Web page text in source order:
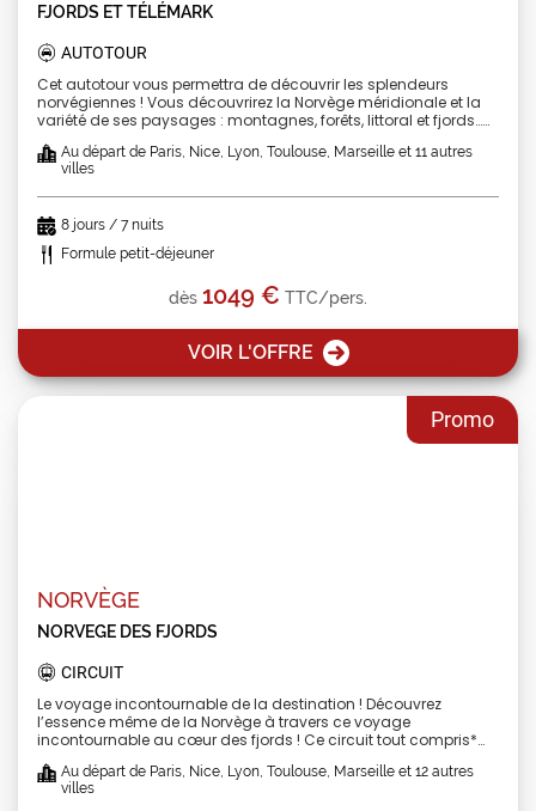
FJORDS ET TÉLÉMARK
AUTOTOUR
Cet autotour vous permettra de découvrir les splendeurs
norvégiennes ! Vous découvrirez la Norvège méridionale et la
variété de ses paysages : montagnes, forêts, littoral et fjords…
encerclant le Lysefjord, la magnifique région du Telemark,
Bergen et Stavanger, vous serez charmé par cette Norvège tout
en contraste. Laissez-vous porter par les merveilles
Au départ de Paris, Nice, Lyon, Toulouse, Marseille et 11 autres
villes
8 jours / 7 nuits
Formule petit-déjeuner
dès 1049 € TTC/pers.
VOIR L'OFFRE
NORVÈGE
NORVEGE DES FJORDS
CIRCUIT
Le voyage incontournable de la destination ! Découvrez
l’essence même de la Norvège à travers ce voyage
incontournable au cœur des fjords ! Ce circuit tout compris*
Norvège en visitant ses trois fjords les plus célèbres : le
majestueux Geirangerfjord, le paisible Hardangerfjord et le
Au départ de Paris, Nice, Lyon, Toulouse, Marseille et 12 autres
villes
Promo